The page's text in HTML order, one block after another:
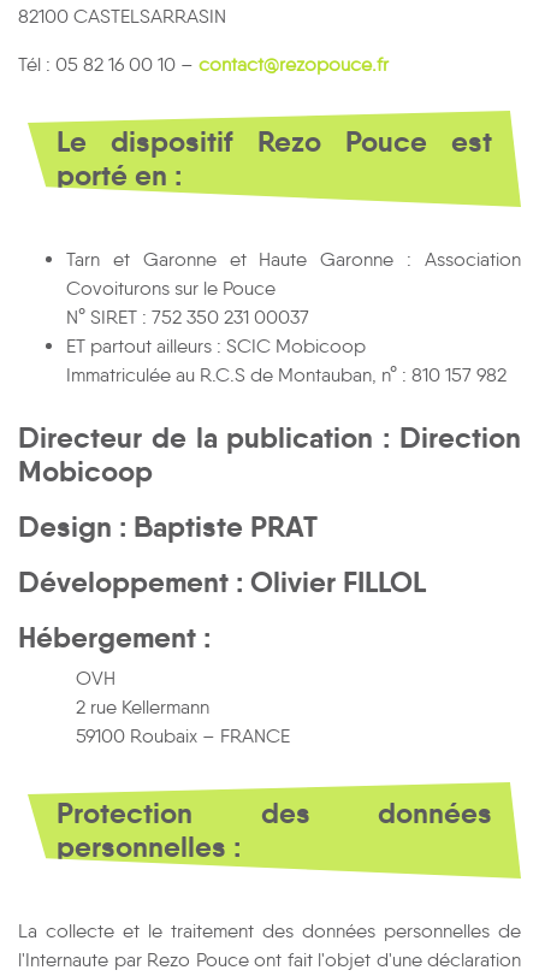
82100 CASTELSARRASIN
Tél : 05 82 16 00 10 – contact@rezopouce.fr
Le dispositif Rezo Pouce est
porté en :
Tarn et Garonne et Haute Garonne : Association
Covoiturons sur le Pouce
N° SIRET : 752 350 231 00037
ET partout ailleurs : SCIC Mobicoop
Immatriculée au R.C.S de Montauban, n° : 810 157 982
Directeur de la publication : Direction
Mobicoop
Design : Baptiste PRAT
Développement : Olivier FILLOL
Hébergement :
OVH
2 rue Kellermann
59100 Roubaix – FRANCE
Protection des données
personnelles :
La collecte et le traitement des données personnelles de
l'Internaute par Rezo Pouce ont fait l'objet d'une déclaration